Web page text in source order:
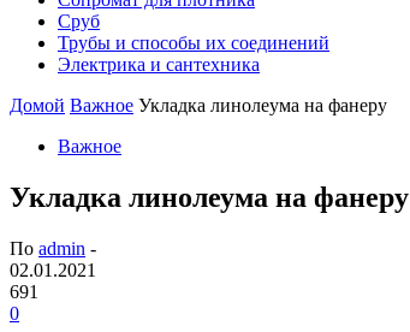
Сруб
Трубы и способы их соединений
Электрика и сантехника
Домой Важное Укладка линолеума на фанеру
Важное
Укладка линолеума на фанеру
По admin -
02.01.2021
691
0